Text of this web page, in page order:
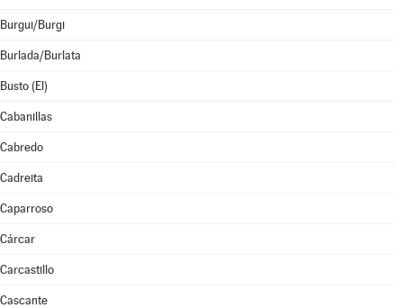
Burgui/Burgi
Burlada/Burlata
Busto (El)
Cabanillas
Cabredo
Cadreita
Caparroso
Cárcar
Carcastillo
Cascante